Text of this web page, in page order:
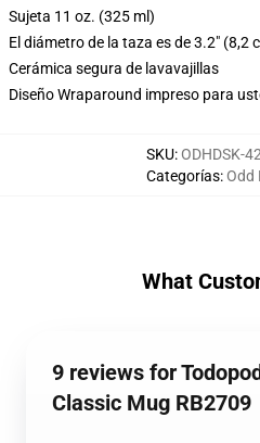
Sujeta 11 oz. (325 ml)
El diámetro de la taza es de 3.2" (8,2
Cerámica segura de lavavajillas
Diseño Wraparound impreso para
SKU:ODHDSK-
Categorías:Odd
What
9 reviews for
Classic Mug RB2709